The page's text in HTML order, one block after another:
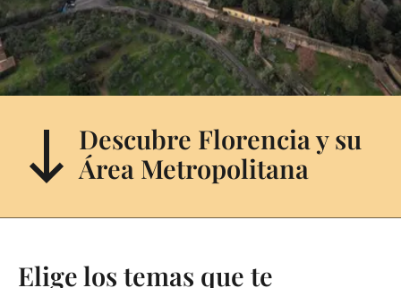
Descubre Florencia y su
Área Metropolitana
Elige los temas que te